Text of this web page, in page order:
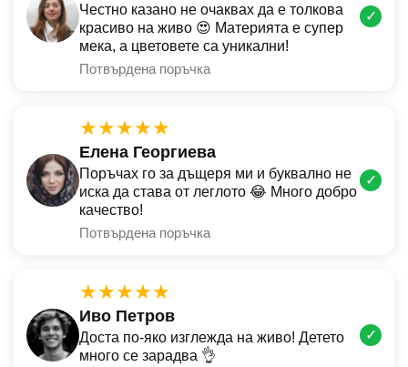
Честно казано не очаквах да е толкова
красиво на живо 😍 Материята е супер
мека, а цветовете са уникални!
Потвърдена поръчка
✓
★★★★★
Елена Георгиева
Поръчах го за дъщеря ми и буквално не
иска да става от леглото 😂 Много добро
качество!
Потвърдена поръчка
✓
★★★★★
Иво Петров
Доста по-яко изглежда на живо! Детето
много се зарадва 👌
✓